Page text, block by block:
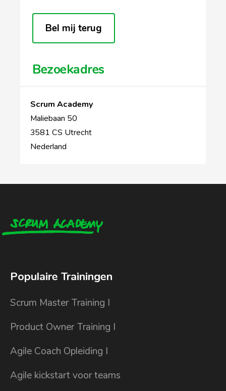
Bel mij terug
Bezoekadres
Scrum Academy
Maliebaan 50
3581 CS Utrecht
Nederland
Populaire Trainingen
Scrum Master Training I
Product Owner Training I
Agile Coach Opleiding I
Agile kickstart voor teams